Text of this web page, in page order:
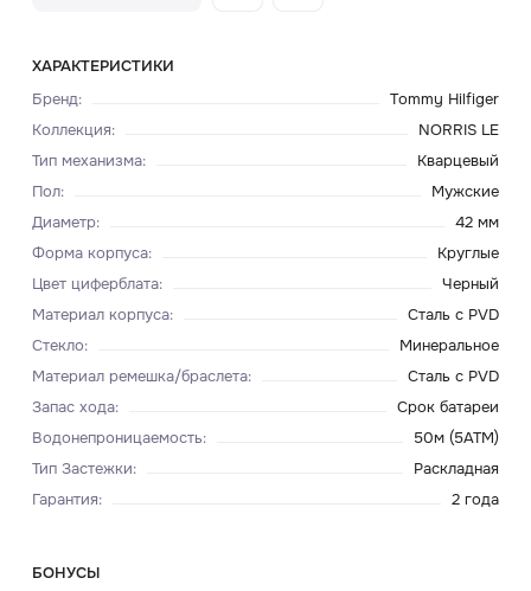
ХАРАКТЕРИСТИКИ
Бренд:
Tommy Hilfiger
Коллекция:
NORRIS LE
Тип механизма:
Кварцевый
Пол:
Мужские
Диаметр:
42 мм
Форма корпуса:
Круглые
Цвет циферблата:
Черный
Материал корпуса:
Сталь с PVD
Стекло:
Минеральное
Материал ремешка/браслета:
Сталь с PVD
Запас хода:
Срок батареи
Водонепроницаемость:
50м (5ATM)
Тип Застежки:
Раскладная
Гарантия: 2 года
БОНУСЫ